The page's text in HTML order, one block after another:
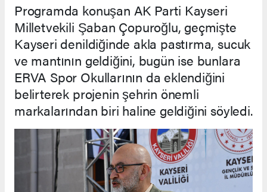
Programda konuşan AK Parti Kayseri
Milletvekili Şaban Çopuroğlu, geçmişte
Kayseri denildiğinde akla pastırma, sucuk
ve mantının geldiğini, bugün ise bunlara
ERVA Spor Okullarının da eklendiğini
belirterek projenin şehrin önemli
markalarından biri haline geldiğini söyledi.